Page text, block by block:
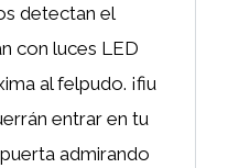
detectan el
con luces LED
al felpudo. ¡fiu
entrar en tu
admirando